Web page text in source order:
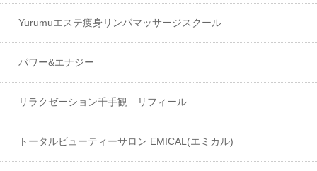
Yurumuエステ痩身リンパマッサージスクール
パワー&エナジー
リラクゼーション千手観 リフィール
トータルビューティーサロン EMICAL(エミカル)